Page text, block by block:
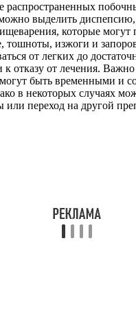
распространенных
выделить диспепсию,
которые могут
тошноты, изжоги и
от легких до
к отказу от лечения.
быть временными и
в некоторых случаях
или переход на другой